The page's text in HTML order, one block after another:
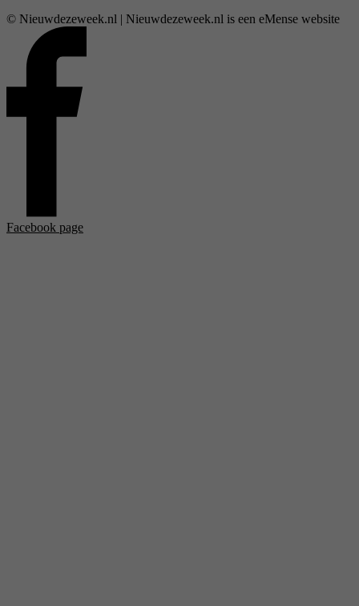
© Nieuwdezeweek.nl | Nieuwdezeweek.nl is een eMense website
Facebook page